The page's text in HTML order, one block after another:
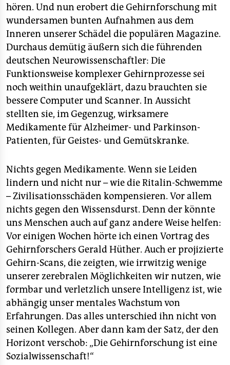
hören. Und nun erobert die Gehirnforschung mit
wundersamen bunten Aufnahmen aus dem
Inneren unserer Schädel die populären Magazine.
Durchaus demütig äußern sich die führenden
deutschen Neurowissenschaftler: Die
Funktionsweise komplexer Gehirnprozesse sei
noch weithin unaufgeklärt, dazu brauchten sie
bessere Computer und Scanner. In Aussicht
stellten sie, im Gegenzug, wirksamere
Medikamente für Alzheimer- und Parkinson-
Patienten, für Geistes- und Gemütskranke.
Nichts gegen Medikamente. Wenn sie Leiden
lindern und nicht nur – wie die Ritalin-Schwemme
– Zivilisationsschäden kompensieren. Vor allem
nichts gegen den Wissensdurst. Denn der könnte
uns Menschen auch auf ganz andere Weise helfen:
Vor einigen Wochen hörte ich einen Vortrag des
Gehirnforschers Gerald Hüther. Auch er projizierte
Gehirn-Scans, die zeigten, wie irrwitzig wenige
unserer zerebralen Möglichkeiten wir nutzen, wie
formbar und verletzlich unsere Intelligenz ist, wie
abhängig unser mentales Wachstum von
Erfahrungen. Das alles unterschied ihn nicht von
seinen Kollegen. Aber dann kam der Satz, der den
Horizont verschob: „Die Gehirnforschung ist eine
Sozialwissenschaft!“